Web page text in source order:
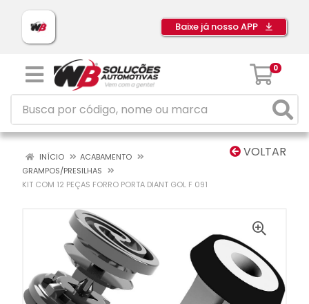
Baixe já nosso APP
0
VOLTAR
INÍCIO
ACABAMENTO
GRAMPOS/PRESILHAS
KIT COM 12 PEÇAS FORRO PORTA DIANT GOL F 091